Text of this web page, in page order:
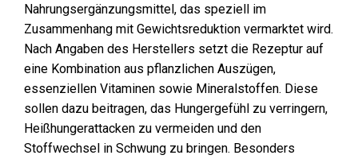
Nahrungsergänzungsmittel, das speziell im
Zusammenhang mit Gewichtsreduktion vermarktet wird.
Nach Angaben des Herstellers setzt die Rezeptur auf
eine Kombination aus pflanzlichen Auszügen,
essenziellen Vitaminen sowie Mineralstoffen. Diese
sollen dazu beitragen, das Hungergefühl zu verringern,
Heißhungerattacken zu vermeiden und den
Stoffwechsel in Schwung zu bringen. Besonders